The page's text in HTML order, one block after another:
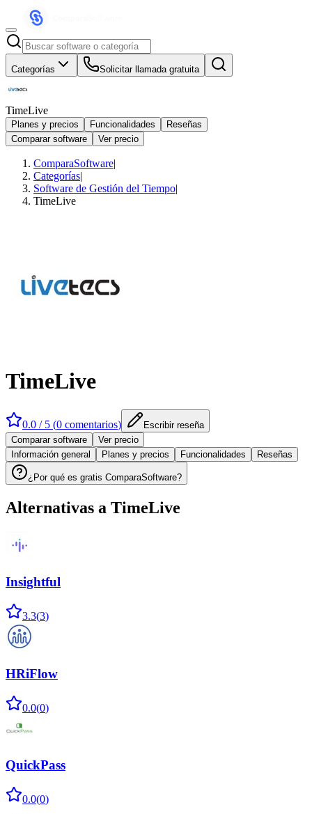
Categorías Solicitar llamada gratuita
TimeLive
Planes y precios Funcionalidades
Reseñas
Comparar software
Ver precio
ComparaSoftware|
Categorías|
Software de Gestión del Tiempo|
TimeLive
TimeLive
0.0 / 5 (0 comentarios)
Escribir reseña
Comparar software
Ver precio
Información general
Planes y precios Funcionalidades Reseñas
¿Por qué es gratis ComparaSoftware?
Alternativas a TimeLive
Insightful
3.3(3)
HRiFlow
0.0(0)
QuickPass
0.0(0)